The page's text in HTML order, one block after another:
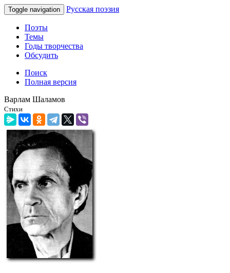
Toggle navigation Русская поэзия
Поэты
Темы
Годы творчества
Обсудить
Поиск
Полная версия
Варлам Шаламов
Стихи